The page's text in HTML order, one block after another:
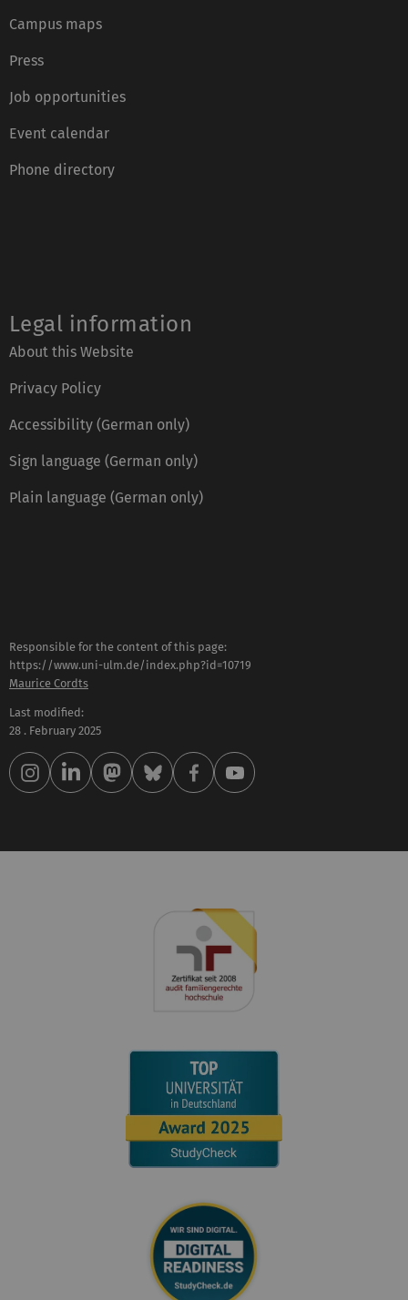
Campus maps
Press
Job opportunities
Event calendar
Phone directory
Legal information
About this Website
Privacy Policy
Accessibility (German only)
Sign language (German only)
Plain language (German only)
Responsible for the content of this page:
https://www.uni-ulm.de/index.php?id=10719
Maurice Cordts
Last modified:
28 . February 2025